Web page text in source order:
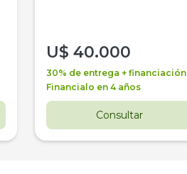
U$ 40.000
30% de entrega + financiación
Financialo en 4 años
Consultar